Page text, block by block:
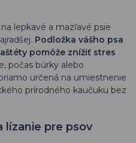
lepkavé a mazľavé psie
Podložka vášho psa
pomôže znížiť stres
počas búrky alebo
určená na umiestnenie
prírodného kaučuku bez
lízanie pre psov